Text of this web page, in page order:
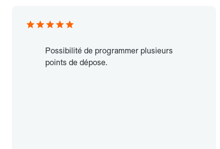
Possibilité de programmer plusieurs
points de dépose.